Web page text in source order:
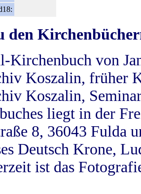
den
Kirchenbuch von
Koszalin, früher
Koszalin,
liegt in der
8, 36043 Fulda
Deutsch Krone,
ist das